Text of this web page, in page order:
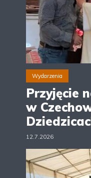
Wydarzenia
Przyjęcie
w
12.7.2026